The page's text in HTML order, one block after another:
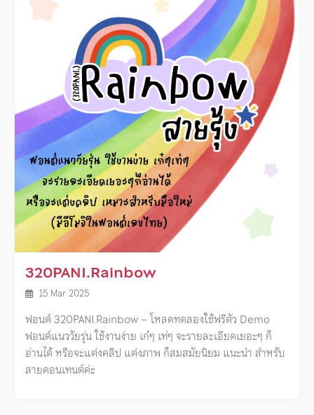
320PANI.Rainbow
15 Mar 2025
ฟอนต์ 320PANI.Rainbow – โหลดทดลองใช้ฟรีตัว Demo
ฟอนต์แนววัยรุ่น ใช้งานง่าย เก๋ๆ เท่ๆ จะรายละเอียดเยอะๆ ก็
อ่านได้ หรือจะแต่งคลิป แต่งภาพ ก็สมสมัยนิยม แนะนำ สำหรับ
สายคอนเทนต์ค่ะ